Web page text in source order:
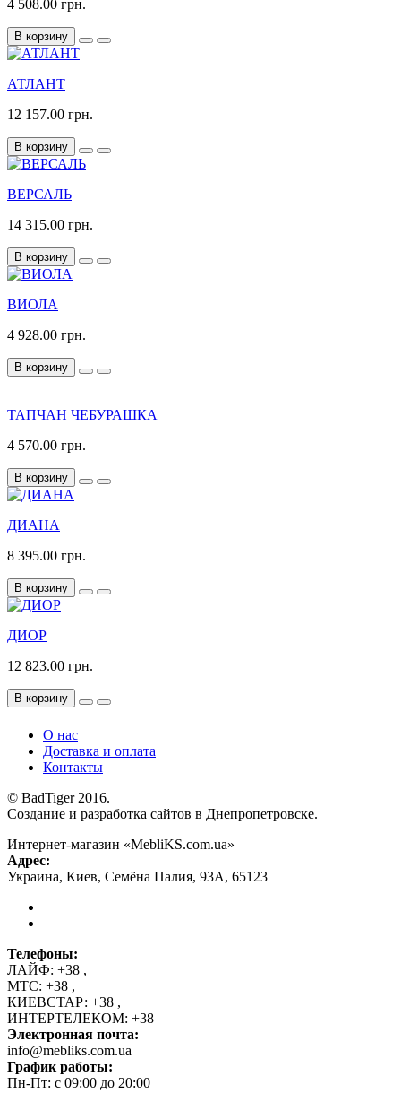
4 508.00 грн.
В корзину
АТЛАНТ
12 157.00 грн.
В корзину
ВЕРСАЛЬ
14 315.00 грн.
В корзину
ВИОЛА
4 928.00 грн.
В корзину
ТАПЧАН ЧЕБУРАШКА
4 570.00 грн.
В корзину
ДИАНА
8 395.00 грн.
В корзину
ДИОР
12 823.00 грн.
В корзину
О нас
Доставка и оплата
Контакты
© BadTiger 2016.
Создание и разработка сайтов в Днепропетровске.
Интернет-магазин «MebliKS.com.ua»
Адрес:
Украина, Киев, Семёна Палия, 93А, 65123
Телефоны:
ЛАЙФ: +38 ,
МТС: +38 ,
КИЕВСТАР: +38 ,
ИНТЕРТЕЛЕКОМ: +38
Электронная почта:
info@mebliks.com.ua
График работы:
Пн-Пт: с 09:00 до 20:00